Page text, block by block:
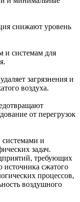
снижают уровень
и системам для
загрязнения и
воздуха.
от перегрузок
и
задач.
требующих
источника сжатого
процессов,
воздушного